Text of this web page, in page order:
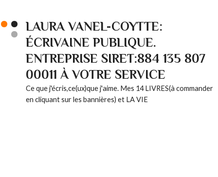
LAURA VANEL-COYTTE:
ÉCRIVAINE PUBLIQUE.
ENTREPRISE SIRET:884 135 807
00011 À VOTRE SERVICE
Ce que j'écris,ce(ux)que j'aime. Mes 14 LIVRES(à commander
en cliquant sur les bannières) et LA VIE